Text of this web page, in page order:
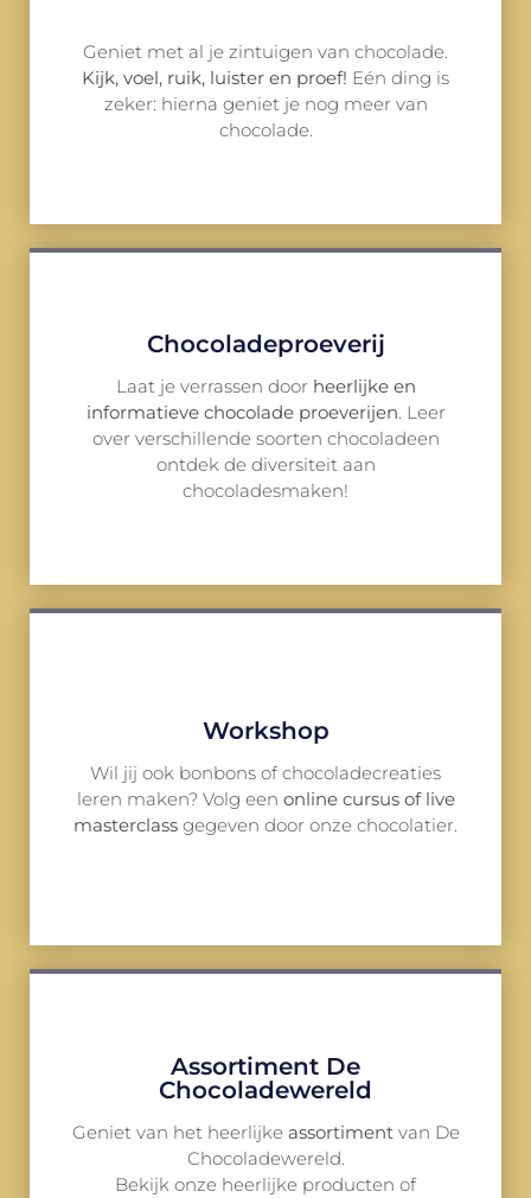
Geniet met al je zintuigen van chocolade.
Kijk, voel, ruik, luister en proef! Eén ding is
zeker: hierna geniet je nog meer van
chocolade.
Chocoladeproeverij
Laat je verrassen door heerlijke en
informatieve chocolade proeverijen. Leer
over verschillende soorten chocoladeen
ontdek de diversiteit aan
chocoladesmaken!
Workshop
Wil jij ook bonbons of chocoladecreaties
leren maken? Volg een online cursus of live
masterclass gegeven door onze chocolatier.
Assortiment De
Chocoladewereld
Geniet van het heerlijke assortiment van De
Chocoladewereld.
Bekijk onze heerlijke producten of